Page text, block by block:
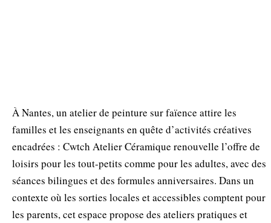
À Nantes, un atelier de peinture sur faïence attire les
familles et les enseignants en quête d’activités créatives
encadrées : Cwtch Atelier Céramique renouvelle l’offre de
loisirs pour les tout-petits comme pour les adultes, avec des
séances bilingues et des formules anniversaires. Dans un
contexte où les sorties locales et accessibles comptent pour
les parents, cet espace propose des ateliers pratiques et